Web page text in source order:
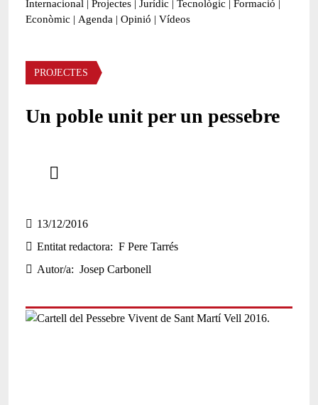
Internacional | Projectes | Jurídic | Tecnològic | Formació |
Econòmic | Agenda | Opinió | Vídeos
Àmbit de la notícia
PROJECTES
Un poble unit per un pessebre
13/12/2016
Entitat redactora
F Pere Tarrés
Autor/a
Josep Carbonell